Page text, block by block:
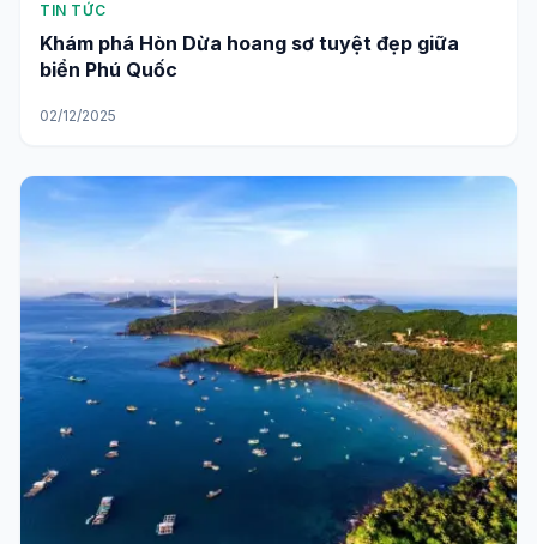
TIN TỨC
Khám phá Hòn Dừa hoang sơ tuyệt đẹp giữa
biển Phú Quốc
02/12/2025